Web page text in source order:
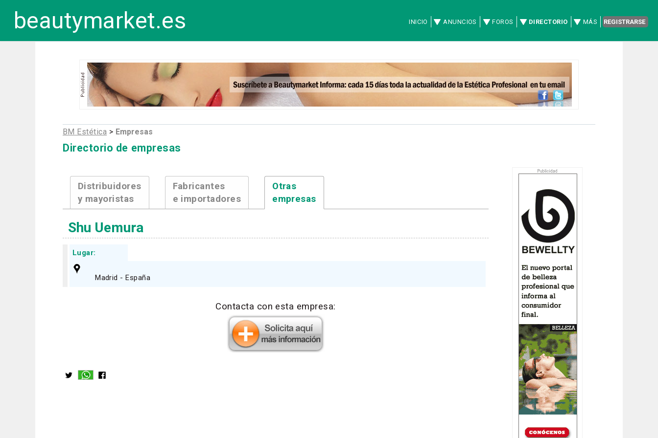
beautymarket.es INICIO ANUNCIOS FOROS DIRECTORIO MÁS REGISTRARSE
BM Estética > Empresas
Directorio de empresas
Distribuidores
y mayoristas
Fabricantes
e importadores
Otras
empresas
Shu Uemura
Lugar:
Madrid - España
Contacta con esta empresa: